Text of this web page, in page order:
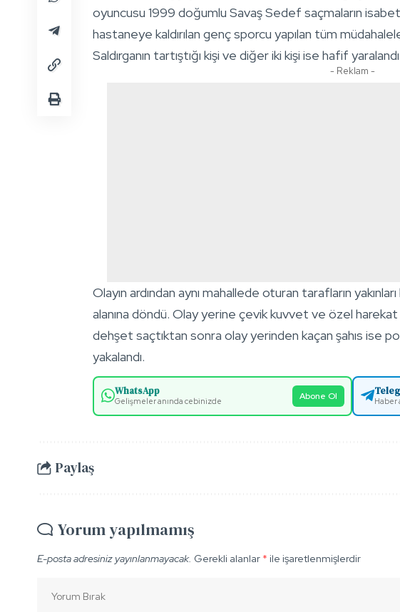
oyuncusu 1999 doğumlu Savaş Sedef saçmaların
hastaneye kaldırılan genç sporcu yapılan tüm
Saldırganın tartıştığı kişi ve diğer iki kişi ise hafif
- Reklam -
Olayın ardından aynı mahallede oturan tarafların
alanına döndü. Olay yerine çevik kuvvet ve özel
dehşet saçtıktan sonra olay yerinden kaçan şahıs ise
yakalandı.
WhatsApp
Gelişmeler anında cebinizde Abone Ol Haber
Paylaş
Yorum yapılmamış
E-posta adresiniz yayınlanmayacak. Gerekli alanlar * ile işaretlenmişlerdir